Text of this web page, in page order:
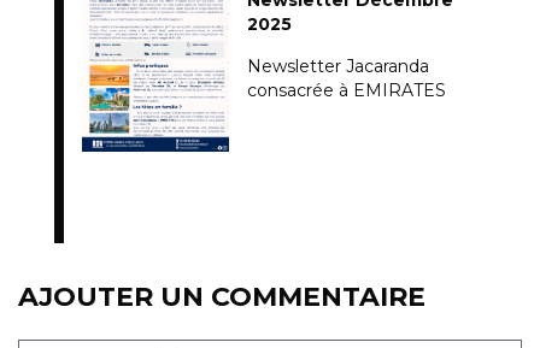
2025
Newsletter Jacaranda
consacrée à EMIRATES
AJOUTER UN COMMENTAIRE